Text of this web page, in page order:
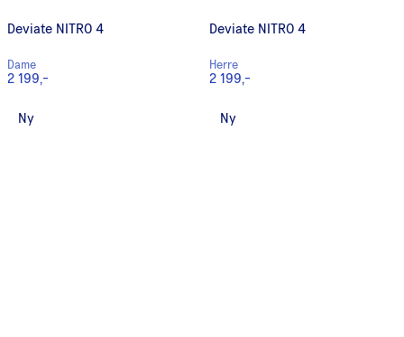
Deviate NITRO 4
Dame
2 199,-
Deviate NITRO 4
Herre
2 199,-
Ny Ny